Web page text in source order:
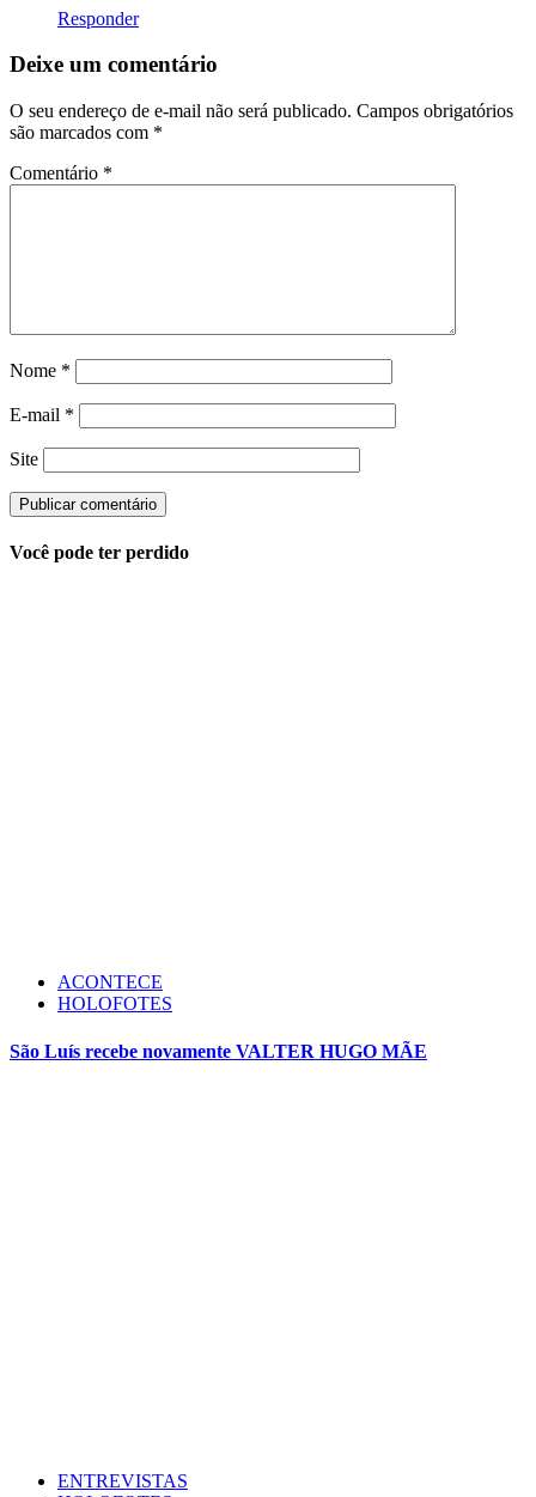
Responder
Deixe um comentário
O seu endereço de e-mail não será publicado. Campos obrigatórios
são marcados com *
Comentário *
Nome *
E-mail *
Site
Você pode ter perdido
ACONTECE
HOLOFOTES
São Luís recebe novamente VALTER HUGO MÃE
ENTREVISTAS